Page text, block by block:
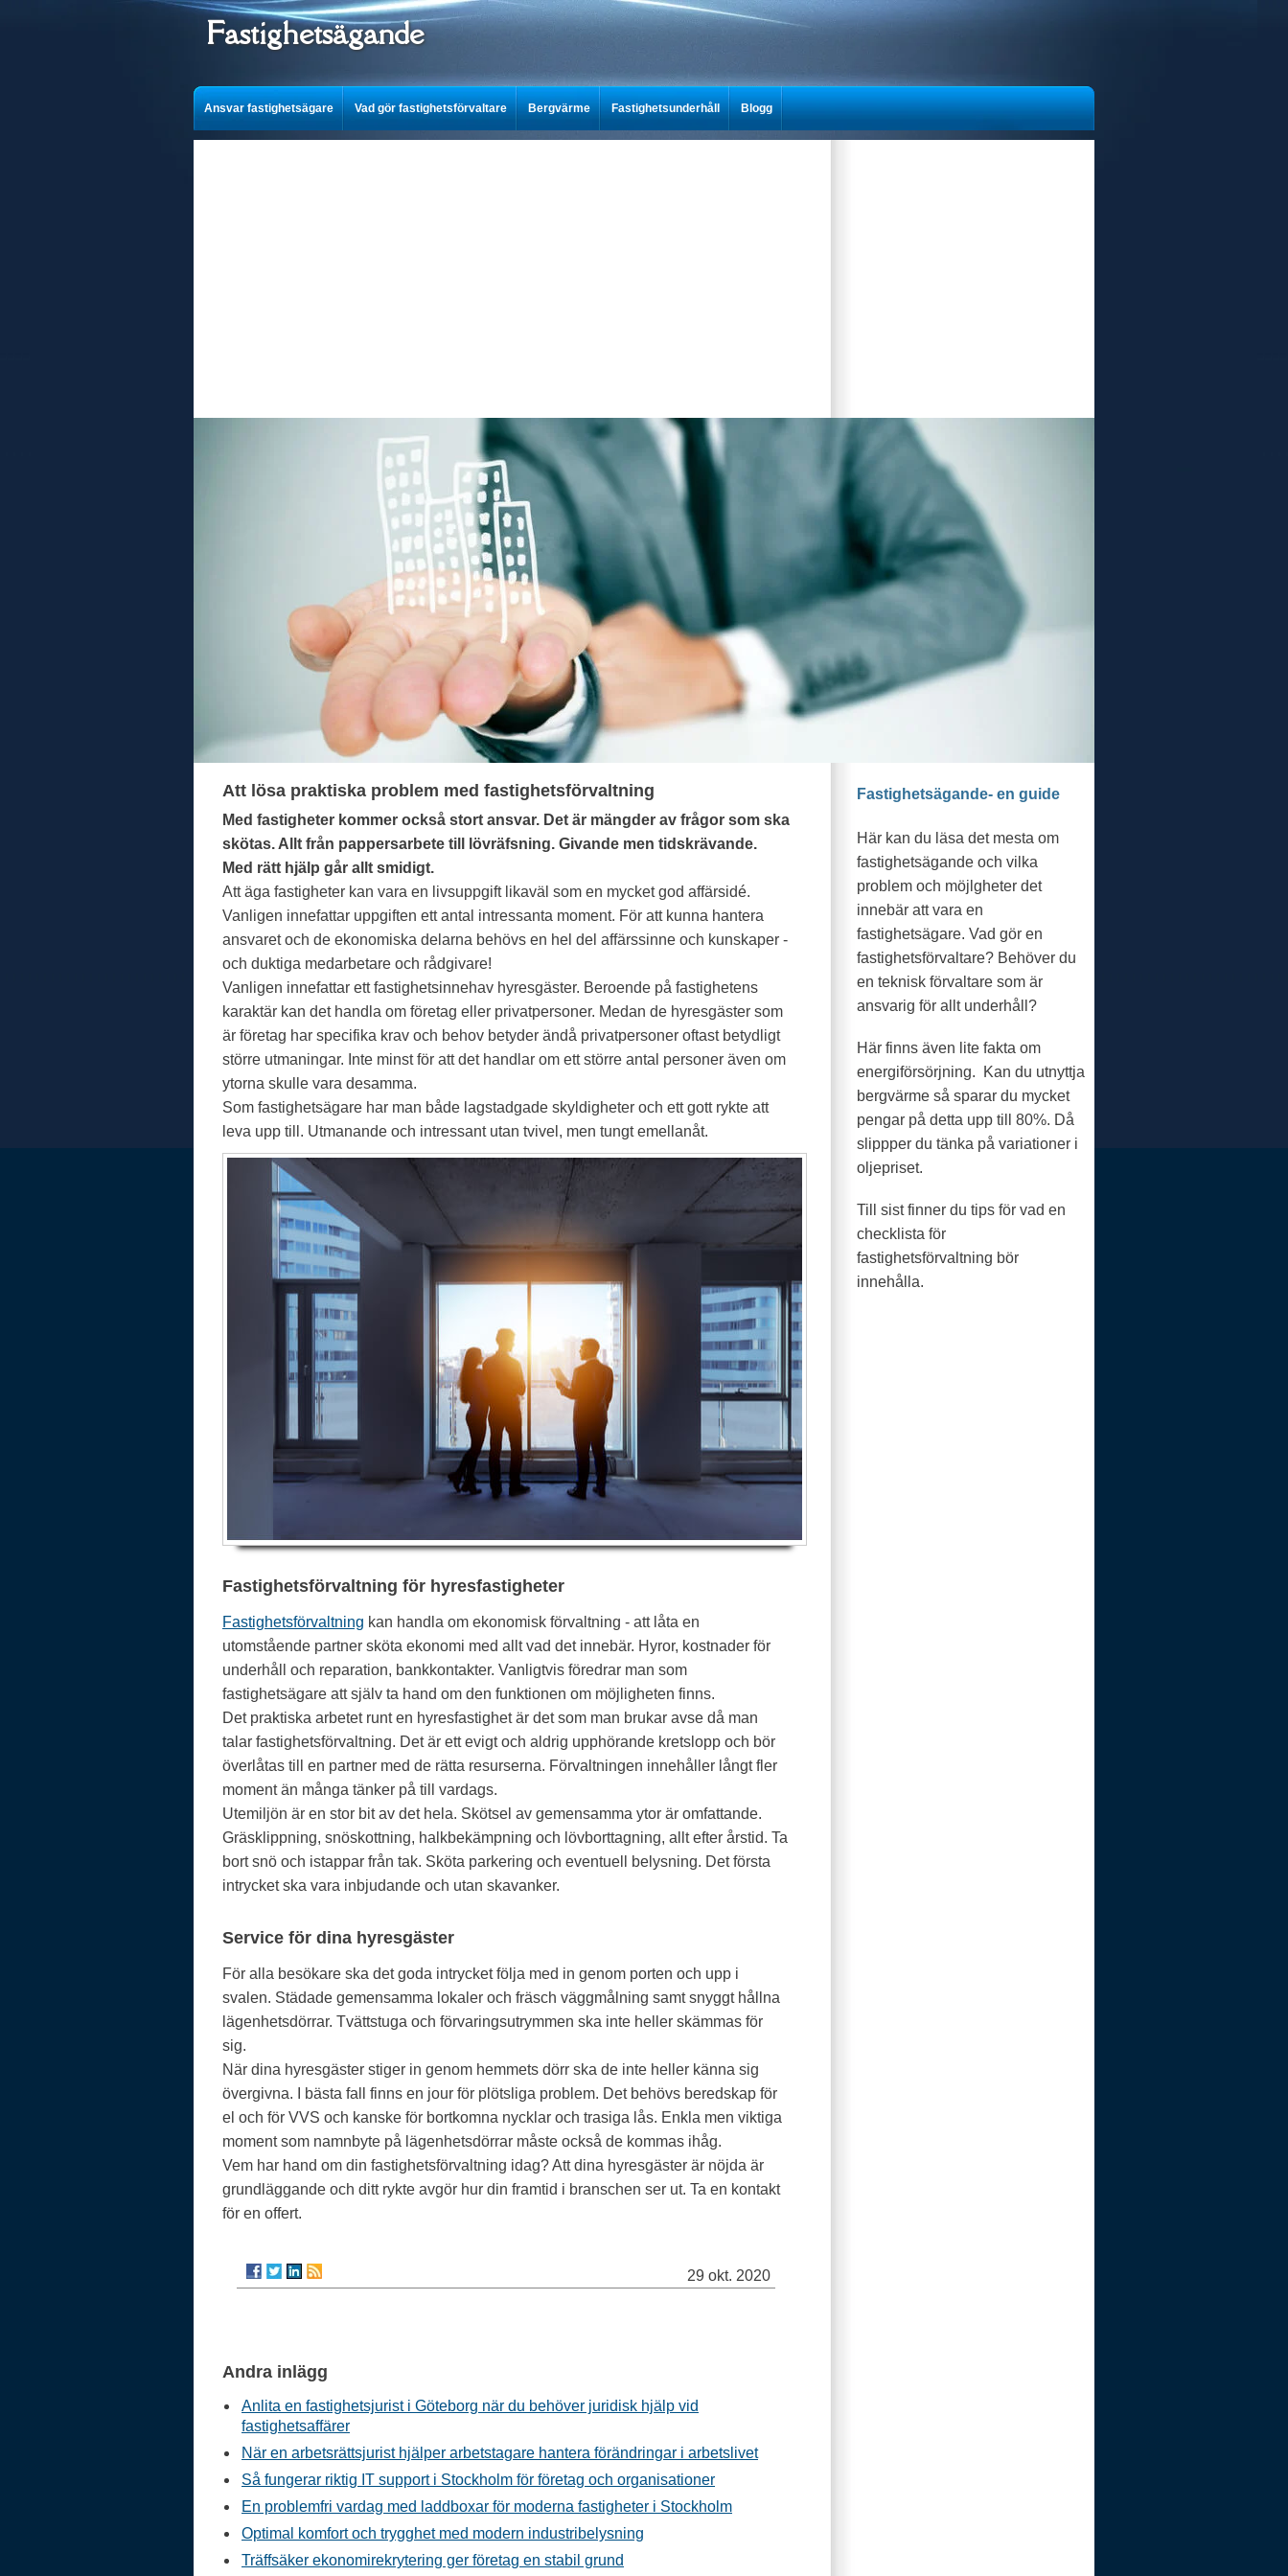
Fastighetsägande
Ansvar fastighetsägare Vad gör fastighetsförvaltare Bergvärme Fastighetsunderhåll Blogg
Att lösa praktiska problem med fastighetsförvaltning
Med fastigheter kommer också stort ansvar. Det är mängder av frågor som ska
skötas. Allt från pappersarbete till lövräfsning. Givande men tidskrävande.
Med rätt hjälp går allt smidigt.
Att äga fastigheter kan vara en livsuppgift likaväl som en mycket god affärsidé.
Vanligen innefattar uppgiften ett antal intressanta moment. För att kunna hantera
ansvaret och de ekonomiska delarna behövs en hel del affärssinne och kunskaper -
och duktiga medarbetare och rådgivare!
Vanligen innefattar ett fastighetsinnehav hyresgäster. Beroende på fastighetens
karaktär kan det handla om företag eller privatpersoner. Medan de hyresgäster som
är företag har specifika krav och behov betyder ändå privatpersoner oftast betydligt
större utmaningar. Inte minst för att det handlar om ett större antal personer även om
ytorna skulle vara desamma.
Som fastighetsägare har man både lagstadgade skyldigheter och ett gott rykte att
leva upp till. Utmanande och intressant utan tvivel, men tungt emellanåt.
Fastighetsförvaltning för hyresfastigheter
Fastighetsförvaltning kan handla om ekonomisk förvaltning - att låta en
utomstående partner sköta ekonomi med allt vad det innebär. Hyror, kostnader för
underhåll och reparation, bankkontakter. Vanligtvis föredrar man som
fastighetsägare att själv ta hand om den funktionen om möjligheten finns.
Det praktiska arbetet runt en hyresfastighet är det som man brukar avse då man
talar fastighetsförvaltning. Det är ett evigt och aldrig upphörande kretslopp och bör
överlåtas till en partner med de rätta resurserna. Förvaltningen innehåller långt fler
moment än många tänker på till vardags.
Utemiljön är en stor bit av det hela. Skötsel av gemensamma ytor är omfattande.
Gräsklippning, snöskottning, halkbekämpning och lövborttagning, allt efter årstid. Ta
bort snö och istappar från tak. Sköta parkering och eventuell belysning. Det första
intrycket ska vara inbjudande och utan skavanker.
Service för dina hyresgäster
För alla besökare ska det goda intrycket följa med in genom porten och upp i
svalen. Städade gemensamma lokaler och fräsch väggmålning samt snyggt hållna
lägenhetsdörrar. Tvättstuga och förvaringsutrymmen ska inte heller skämmas för
sig.
När dina hyresgäster stiger in genom hemmets dörr ska de inte heller känna sig
övergivna. I bästa fall finns en jour för plötsliga problem. Det behövs beredskap för
el och för VVS och kanske för bortkomna nycklar och trasiga lås. Enkla men viktiga
moment som namnbyte på lägenhetsdörrar måste också de kommas ihåg.
Vem har hand om din fastighetsförvaltning idag? Att dina hyresgäster är nöjda är
grundläggande och ditt rykte avgör hur din framtid i branschen ser ut. Ta en kontakt
för en offert.
29 okt. 2020
Andra inlägg
Anlita en fastighetsjurist i Göteborg när du behöver juridisk hjälp vid
fastighetsaffärer
När en arbetsrättsjurist hjälper arbetstagare hantera förändringar i arbetslivet
Så fungerar riktig IT support i Stockholm för företag och organisationer
En problemfri vardag med laddboxar för moderna fastigheter i Stockholm
Optimal komfort och trygghet med modern industribelysning
Träffsäker ekonomirekrytering ger företag en stabil grund
Fastighetsägande- en guide
Här kan du läsa det mesta om
fastighetsägande och vilka
problem och möjlgheter det
innebär att vara en
fastighetsägare. Vad gör en
fastighetsförvaltare? Behöver du
en teknisk förvaltare som är
ansvarig för allt underhåll?
Här finns även lite fakta om
energiförsörjning. Kan du utnyttja
bergvärme så sparar du mycket
pengar på detta upp till 80%. Då
slippper du tänka på variationer i
oljepriset.
Till sist finner du tips för vad en
checklista för
fastighetsförvaltning bör
innehålla.